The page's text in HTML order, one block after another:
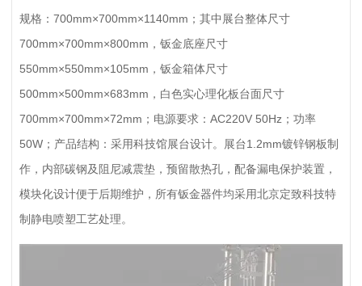
规格：700mm×700mm×1140mm；其中展台整体尺寸
700mm×700mm×800mm，钣金底座尺寸
550mm×550mm×105mm，钣金箱体尺寸
500mm×500mm×683mm，白色实心理化板台面尺寸
700mm×700mm×72mm；电源要求：AC220V 50Hz；功率
50W；产品结构：采用科技馆展台设计。展台1.2mm镀锌钢板制
作，内部碳钢及阻尼减震垫，预留散热孔，配备漏电保护装置，
模块化设计便于后期维护，所有钣金器件均采用北京定致科技特
制静电喷塑工艺处理。